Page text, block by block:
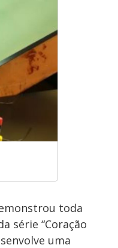
toda
série “Coração
uma